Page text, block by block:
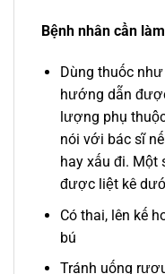
Bệnh nhân cần
Dùng thuốc
hướng dẫn
lượng phụ
nói với bác sĩ
hay xấu đi. Một
được liệt kê
Có thai, lên kế
bú
Tránh uống